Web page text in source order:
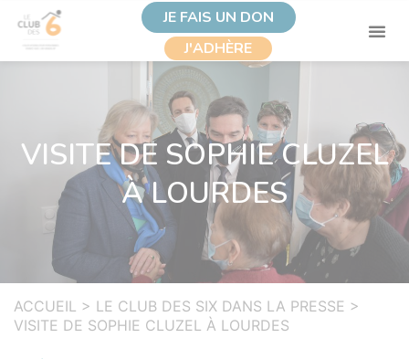
JE FAIS UN DON
J'ADHÈRE
VISITE DE SOPHIE CLUZEL
À LOURDES
ACCUEIL > LE CLUB DES SIX DANS LA PRESSE >
VISITE DE SOPHIE CLUZEL À LOURDES